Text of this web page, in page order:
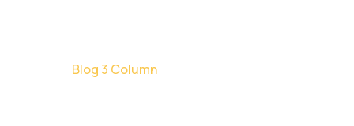
Blog 3 Column